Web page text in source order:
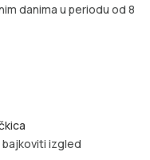
danima u periodu od 8